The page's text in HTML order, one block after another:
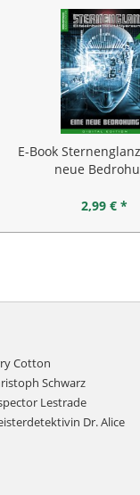
E-Book
neue
2,99 € *
Cotton
Schwarz
Lestrade
Dr. Alice